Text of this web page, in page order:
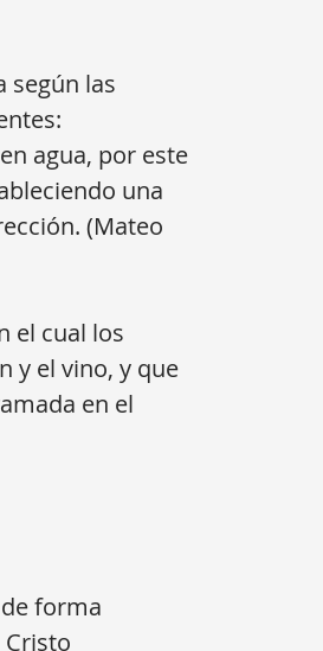
según las
agua, por este
una
(Mateo
el cual los
y el vino, y que
en el
forma